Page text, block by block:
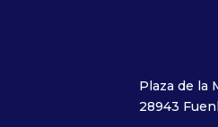
Plaza de la
28943